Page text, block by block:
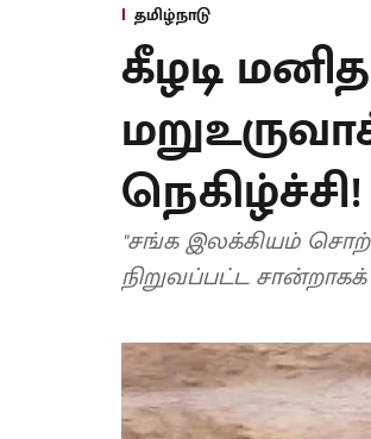
தமிழ்நாடு
கீழடி
"சங்க இலக்கியம்
நிறுவப்பட்ட சான்றாகக்